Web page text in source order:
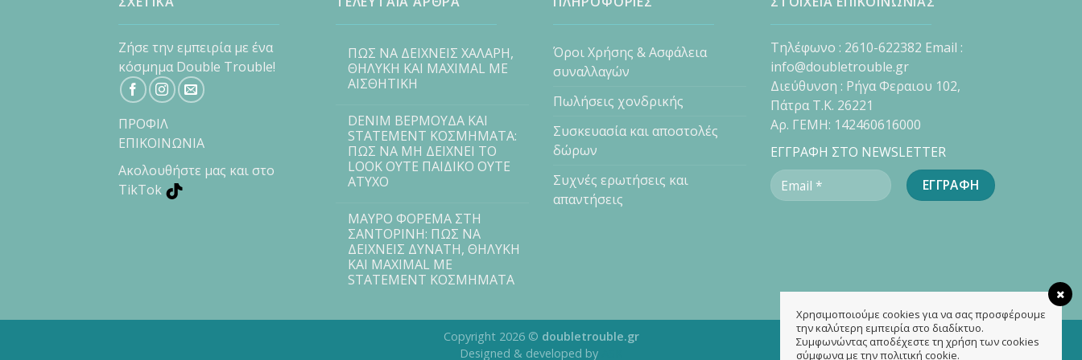
Ζήσε την εμπειρία με ένα
κόσμημα Double Trouble!
ΠΡΟΦΙΛ
ΕΠΙΚΟΙΝΩΝΙΑ
Ακολουθήστε μας και στο
TikTok
ΠΩΣ ΝΑ ΔΕΙΧΝΕΙΣ ΧΑΛΑΡΗ,
ΘΗΛΥΚΗ ΚΑΙ MAXIMAL ΜΕ
ΑΙΣΘΗΤΙΚΗ
DENIM ΒΕΡΜΟΥΔΑ ΚΑΙ
STATEMENT ΚΟΣΜΗΜΑΤΑ:
ΠΩΣ ΝΑ ΜΗ ΔΕΙΧΝΕΙ ΤΟ
LOOK ΟΥΤΕ ΠΑΙΔΙΚΟ ΟΥΤΕ
ΑΤΥΧΟ
ΜΑΥΡΟ ΦΟΡΕΜΑ ΣΤΗ
ΣΑΝΤΟΡΙΝΗ: ΠΩΣ ΝΑ
ΔΕΙΧΝΕΙΣ ΔΥΝΑΤΗ, ΘΗΛΥΚΗ
ΚΑΙ MAXIMAL ΜΕ
STATEMENT ΚΟΣΜΗΜΑΤΑ
Όροι Χρήσης & Ασφάλεια
συναλλαγών
Πωλήσεις χονδρικής
Συσκευασία και αποστολές
δώρων
Συχνές ερωτήσεις και
απαντήσεις
Τηλέφωνο : 2610-622382 Email :
info@doubletrouble.gr
Διεύθυνση : Ρήγα Φεραιου 102,
Πάτρα Τ.Κ. 26221
Αρ. ΓΕΜΗ: 142460616000
ΕΓΓΡΑΦΗ ΣΤΟ NEWSLETTER
Copyright 2026 © doubletrouble.gr
Designed & developed by
Χρησιμοποιούμε cookies για να σας προσφέρουμε
την καλύτερη εμπειρία στο διαδίκτυο.
Συμφωνώντας αποδέχεστε τη χρήση των cookies
σύμφωνα με την πολιτική cookie.